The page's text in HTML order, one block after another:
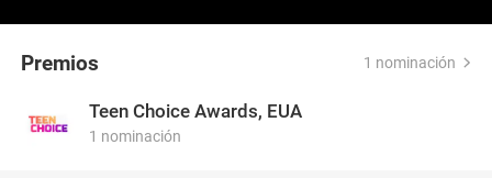
Premios 1 nominación
Teen Choice Awards, EUA
1 nominación